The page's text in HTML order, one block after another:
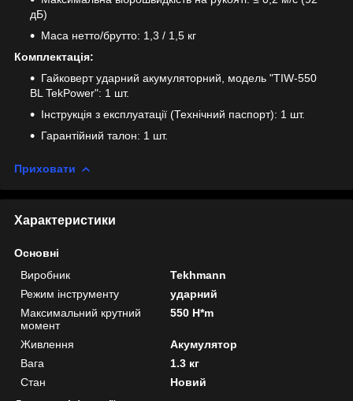
дБ)
Маса нетто/брутто: 1,3 / 1,5 кг
Комплектація:
Гайковерт ударний акумуляторний, модель "TIW-550
BL TekPower": 1 шт.
Інструкція з експлуатації (Технічний паспорт): 1 шт.
Гарантійний талон: 1 шт.
Приховати
Характеристики
Основні
Виробник
Tekhmann
Режим інструменту
ударний
Максимальний крутний
момент
550 H*m
Живлення
Акумулятор
Вага
1.3 кг
Стан
Новий